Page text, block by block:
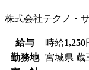
株式会社テクノ・
給与 時給1,250
勤務地
宮城県 蔵